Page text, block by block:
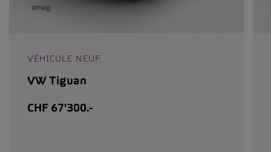
VÉHICULE NEUF
VW Tiguan
CHF 67'300.-